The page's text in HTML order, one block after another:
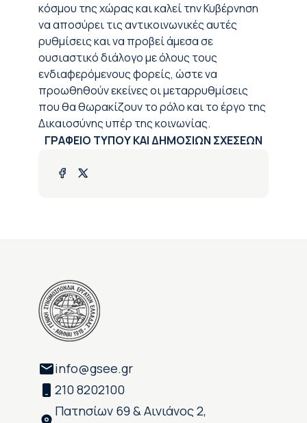
κόσμου της χώρας και καλεί την Κυβέρνηση
να αποσύρει τις αντικοινωνικές αυτές
ρυθμίσεις και να προβεί άμεσα σε
ουσιαστικό διάλογο με όλους τους
ενδιαφερόμενους φορείς, ώστε να
προωθηθούν εκείνες οι μεταρρυθμίσεις
που θα θωρακίζουν το ρόλο και το έργο της
Δικαιοσύνης υπέρ της κοινωνίας.
ΓΡΑΦΕΙΟ ΤΥΠΟΥ ΚΑΙ ΔΗΜΟΣΙΩΝ ΣΧΕΣΕΩΝ
info@gsee.gr
210 8202100
Πατησίων 69 & Αινιάνος 2,